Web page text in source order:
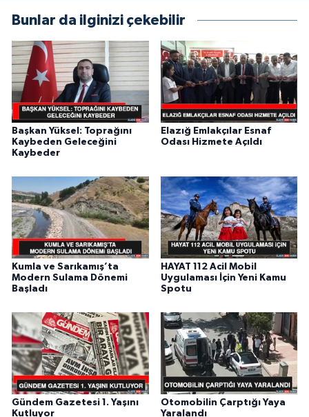
Bunlar da ilginizi çekebilir
Başkan Yüksel: Toprağını
Kaybeden Geleceğini
Kaybeder
Elazığ Emlakçılar Esnaf
Odası Hizmete Açıldı
Kumla ve Sarıkamış’ta
Modern Sulama Dönemi
Başladı
HAYAT 112 Acil Mobil
Uygulaması İçin Yeni Kamu
Spotu
Gündem Gazetesi 1. Yaşını
Kutluyor
Otomobilin Çarptığı Yaya
Yaralandı